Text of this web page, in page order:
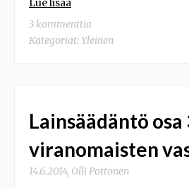
Lue lisää
3 kommenttia
Kategoriat: Yleinen
Lainsäädäntö osa
viranomaisten
14.6.2014, Olli Pottonen